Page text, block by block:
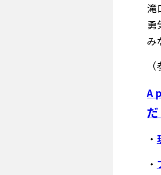
滝
勇
み
A
・
・